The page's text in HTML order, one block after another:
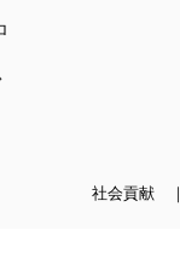
社会貢献 ｜